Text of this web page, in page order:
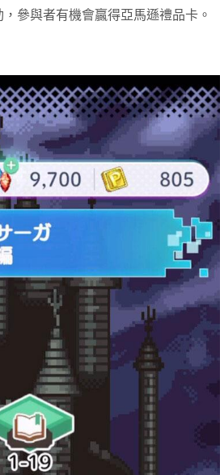
參與者有機會贏得亞馬遜禮品卡。